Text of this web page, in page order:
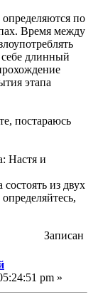
по
Время между
себе длинный
этапа
постараюсь
Настя и
из двух
Записан
pm »